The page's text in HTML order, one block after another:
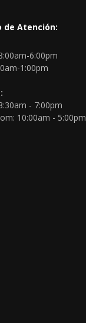
de Atención:
6:00pm
1:00pm
- 7:00pm
10:00am - 5:00pm